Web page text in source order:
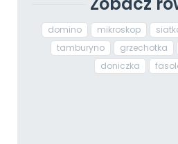
domino mikroskop
tamburyno
grzechotka
doniczka